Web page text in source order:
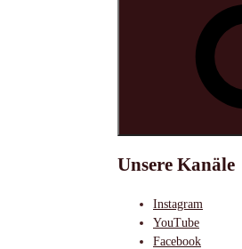
Unsere Kanäle
Instagram
YouTube
Facebook